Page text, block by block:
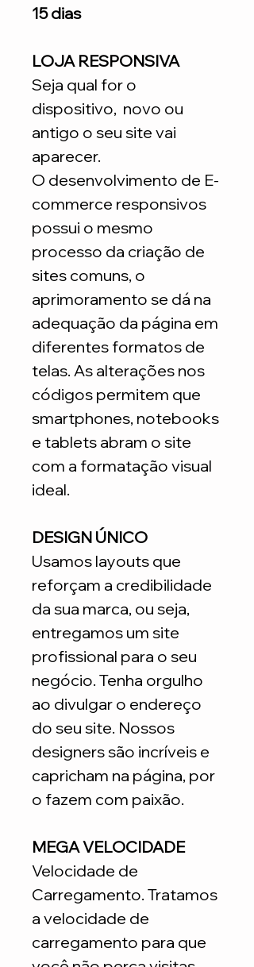
15 dias
LOJA RESPONSIVA
Seja qual for o
dispositivo, novo ou
antigo o seu site vai
aparecer.
O desenvolvimento de E-
commerce responsivos
possui o mesmo
processo da criação de
sites comuns, o
aprimoramento se dá na
adequação da página em
diferentes formatos de
telas. As alterações nos
códigos permitem que
smartphones, notebooks
e tablets abram o site
com a formatação visual
ideal.
DESIGN ÚNICO
Usamos layouts que
reforçam a credibilidade
da sua marca, ou seja,
entregamos um site
profissional para o seu
negócio. Tenha orgulho
ao divulgar o endereço
do seu site. Nossos
designers são incríveis e
capricham na página, por
o fazem com paixão.
MEGA VELOCIDADE
Velocidade de
Carregamento. Tratamos
a velocidade de
carregamento para que